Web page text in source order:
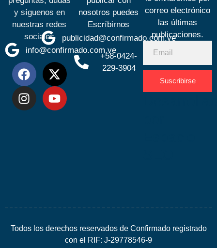
y síguenos en
nuestras redes
sociales
info@confirmado.com.ve
nosotros puedes
Escríbirnos
publicidad@confirmado.com.ve
+58-0424-
229-3904
correo electrónico
las últimas
publicaciones.
Suscribirse
Todos los derechos reservados de Confirmado registrado
con el RIF: J-29778546-9